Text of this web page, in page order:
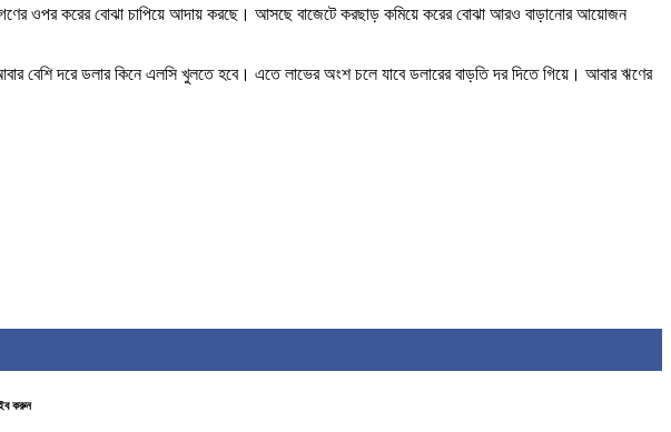
ওপর করের বোঝা চাপিয়ে আদায় করছে। আসছে বাজেটে করছাড় কমিয়ে করের বোঝা আরও বাড়ানোর আয়োজন
বেশি দরে ডলার কিনে এলসি খুলতে হবে। এতে লাভের অংশ চলে যাবে ডলারের বাড়তি দর দিতে গিয়ে। আবার ঋণের
করুন